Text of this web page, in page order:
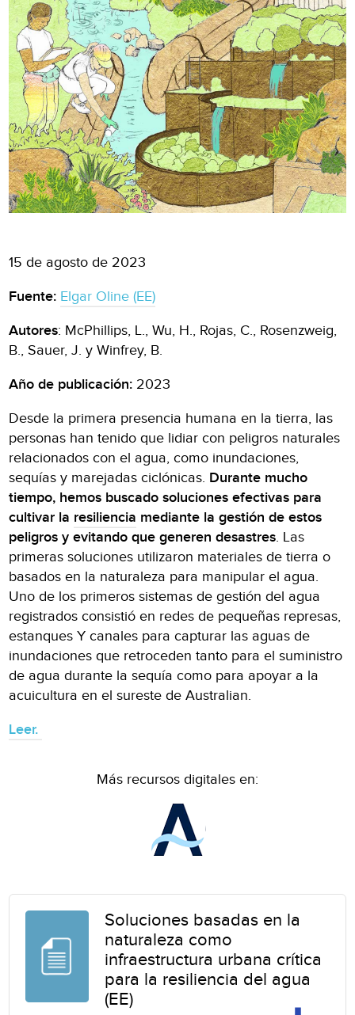
15 de agosto de 2023
Fuente: Elgar Oline (EE)
Autores: McPhillips, L., Wu, H., Rojas, C., Rosenzweig,
B., Sauer, J. y Winfrey, B.
Año de publicación: 2023
Desde la primera presencia humana en la tierra, las
personas han tenido que lidiar con peligros naturales
relacionados con el agua, como inundaciones,
sequías y marejadas ciclónicas. Durante mucho
tiempo, hemos buscado soluciones efectivas para
cultivar la resiliencia mediante la gestión de estos
peligros y evitando que generen desastres. Las
primeras soluciones utilizaron materiales de tierra o
basados en la naturaleza para manipular el agua.
Uno de los primeros sistemas de gestión del agua
registrados consistió en redes de pequeñas represas,
estanques Y canales para capturar las aguas de
inundaciones que retroceden tanto para el suministro
de agua durante la sequía como para apoyar a la
acuicultura en el sureste de Australian.
Leer.
Más recursos digitales en:
Soluciones basadas en la
naturaleza como
infraestructura urbana crítica
para la resiliencia del agua
(EE)